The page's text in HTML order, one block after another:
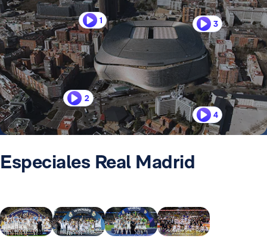
1
2
3
4
Especiales Real Madrid